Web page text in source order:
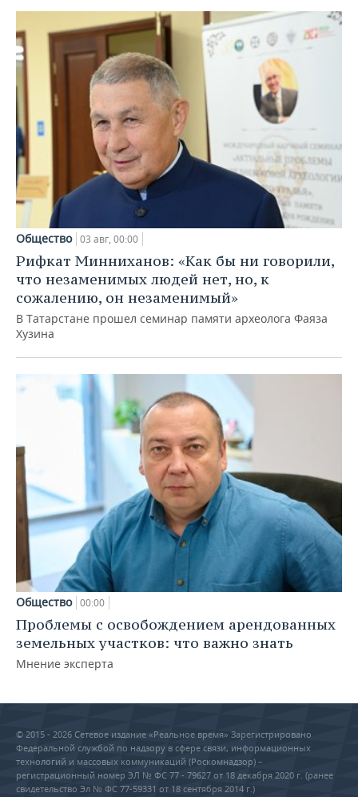
Общество 03 авг, 00:00
Рифкат Минниханов: «Как бы ни говорили,
что незаменимых людей нет, но, к
сожалению, он незаменимый»
В Татарстане прошел семинар памяти археолога Фаяза
Хузина
Общество 00:00
Проблемы с освобождением арендованных
земельных участков: что важно знать
Мнение эксперта
© 2015 - 2026 Сетевое издание «Реальное время» Зарегистрировано
Федеральной службой по надзору в сфере связи, информационных
технологий и массовых коммуникаций (Роскомнадзор) –
регистрационный номер ЭЛ № ФС 77 - 79627 от 18 декабря 2020 г. (ранее
свидетельство Эл № ФС 77-59331 от 18 сентября 2014 г.)